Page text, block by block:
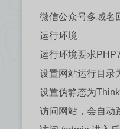
微信公众号多域名
运行环境
运行环境要求
设置网站运行目录
设置伪静态为
访问网站，会自动